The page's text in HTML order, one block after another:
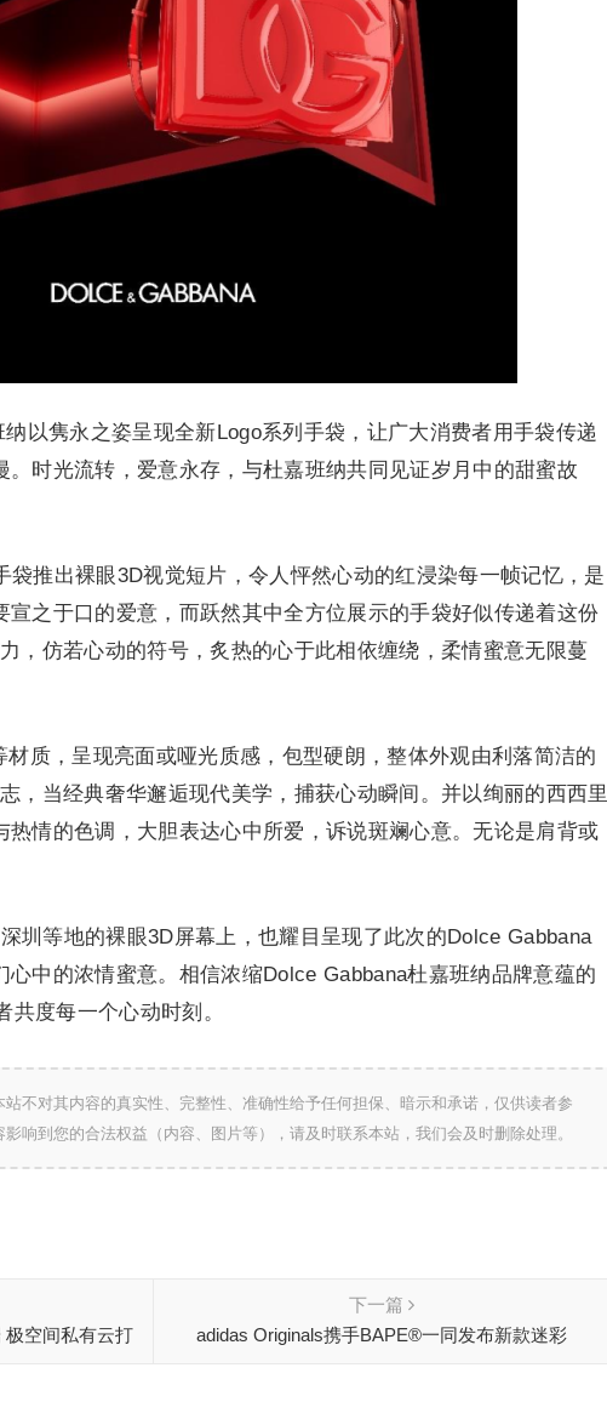
以隽永之姿呈现全新Logo系列手袋，让广大消费者用手袋传递
时光流转，爱意永存，与杜嘉班纳共同见证岁月中的甜蜜故
袋推出裸眼3D视觉短片，令人怦然心动的红浸染每一帧记忆，是
之于口的爱意，而跃然其中全方位展示的手袋好似传递着这份
，仿若心动的符号，炙热的心于此相依缠绕，柔情蜜意无限蔓
质，呈现亮面或哑光质感，包型硬朗，整体外观由利落简洁的
，当经典奢华邂逅现代美学，捕获心动瞬间。并以绚丽的西西里
情的色调，大胆表达心中所爱，诉说斑斓心意。无论是肩背或
圳等地的裸眼3D屏幕上，也耀目呈现了此次的Dolce Gabbana
中的浓情蜜意。相信浓缩Dolce Gabbana杜嘉班纳品牌意蕴的
共度每一个心动时刻。
不对其内容的真实性、完整性、准确性给予任何担保、暗示和承诺，仅供读者参
响到您的合法权益（内容、图片等），请及时联系本站，我们会及时删除处理。
极空间私有云打
下一篇
adidas Originals携手BAPE®一同发布新款迷彩